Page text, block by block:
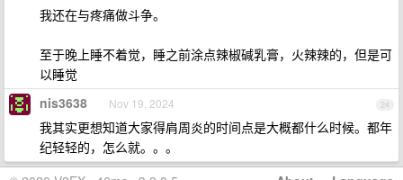
我还在与疼痛做斗争。
至于晚上睡不着觉，睡之前涂点辣椒碱乳膏，火辣辣的，但是可
以睡觉
24
nis3638 Nov 19, 2024
我其实更想知道大家得肩周炎的时间点是大概都什么时候。都年
纪轻轻的，怎么就。。。